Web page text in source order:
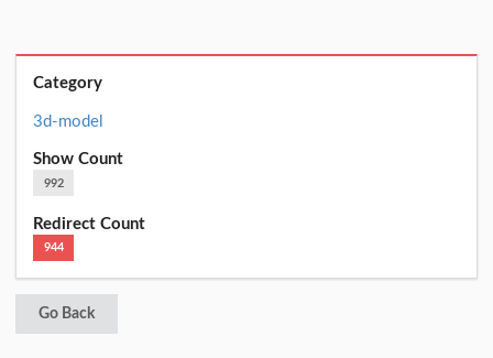
Category
3d-model
Show Count
992
Redirect Count
944
Go Back